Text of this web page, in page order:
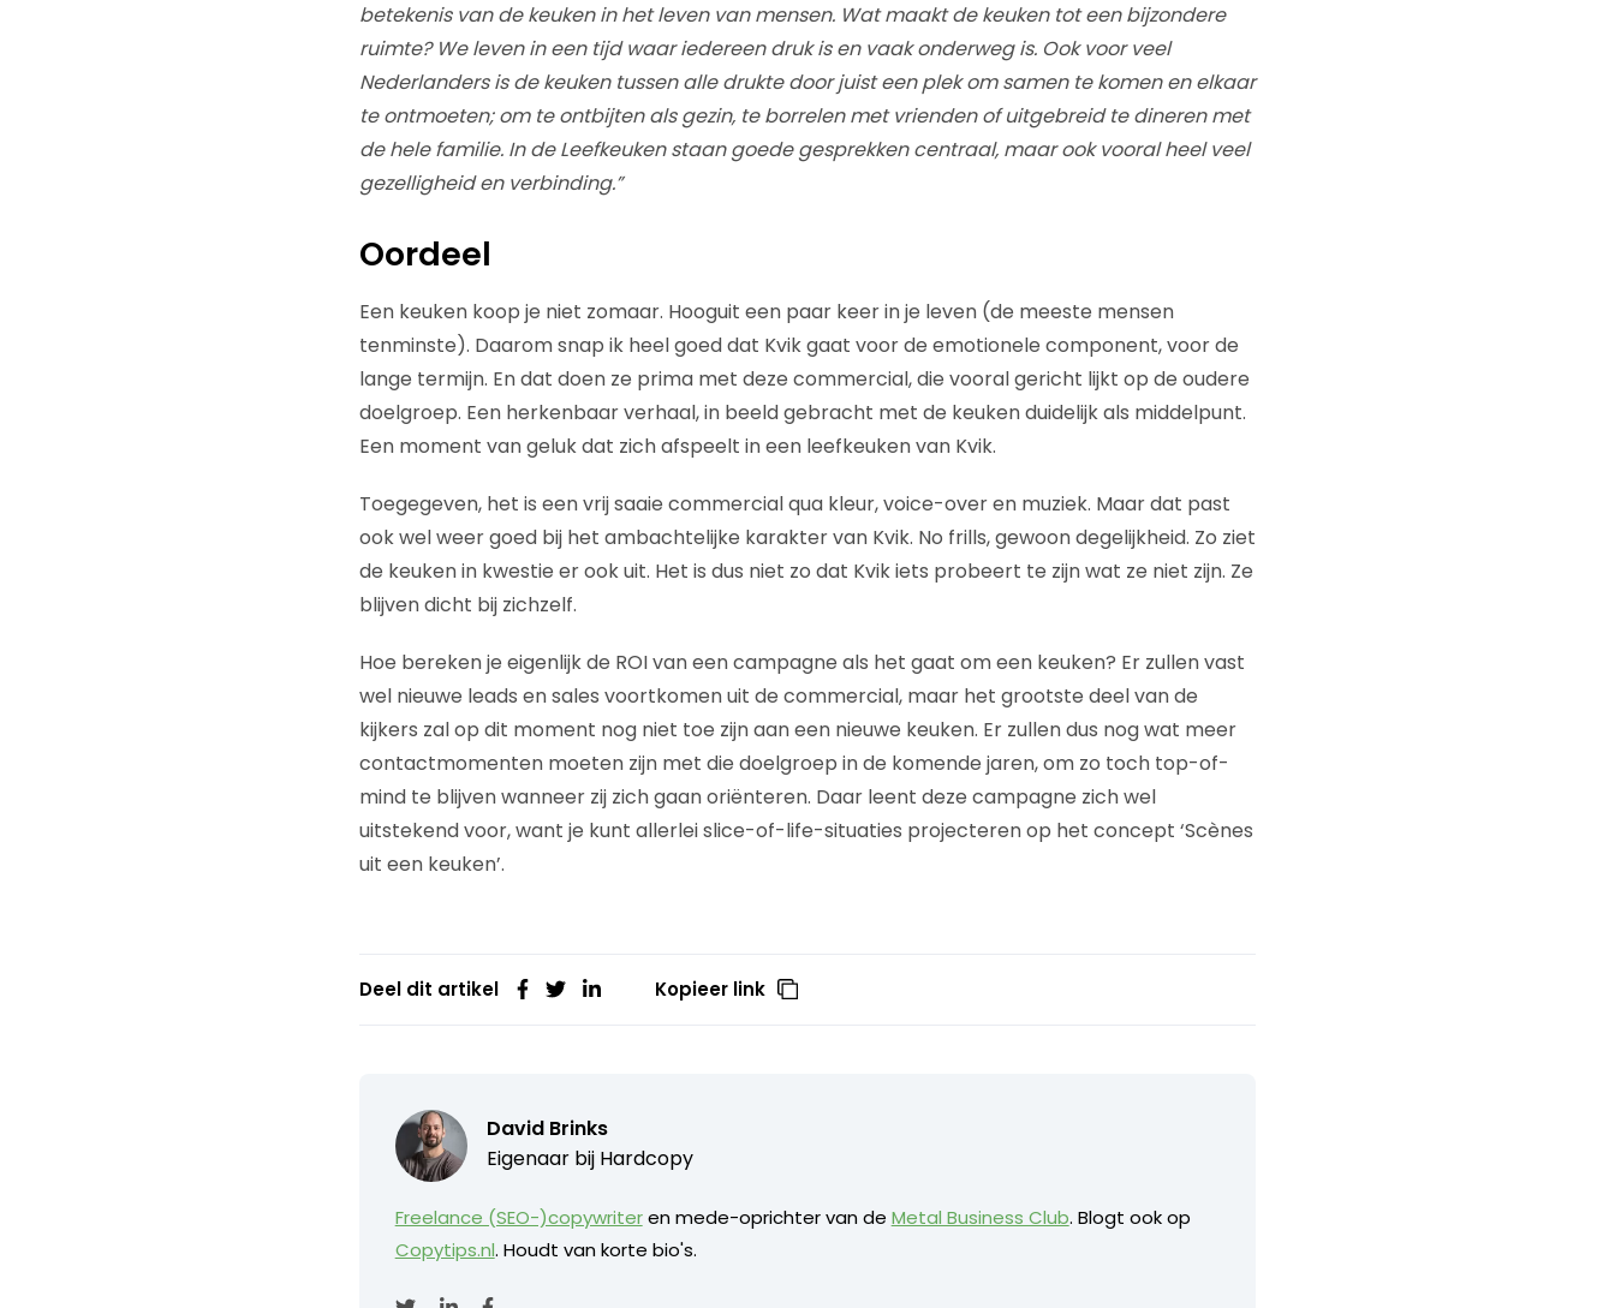
betekenis van de keuken in het leven van mensen. Wat maakt de keuken tot een bijzondere
ruimte? We leven in een tijd waar iedereen druk is en vaak onderweg is. Ook voor veel
Nederlanders is de keuken tussen alle drukte door juist een plek om samen te komen en elkaar
te ontmoeten; om te ontbijten als gezin, te borrelen met vrienden of uitgebreid te dineren met
de hele familie. In de Leefkeuken staan goede gesprekken centraal, maar ook vooral heel veel
gezelligheid en verbinding.”
Oordeel
Een keuken koop je niet zomaar. Hooguit een paar keer in je leven (de meeste mensen
tenminste). Daarom snap ik heel goed dat Kvik gaat voor de emotionele component, voor de
lange termijn. En dat doen ze prima met deze commercial, die vooral gericht lijkt op de oudere
doelgroep. Een herkenbaar verhaal, in beeld gebracht met de keuken duidelijk als middelpunt.
Een moment van geluk dat zich afspeelt in een leefkeuken van Kvik.
Toegegeven, het is een vrij saaie commercial qua kleur, voice-over en muziek. Maar dat past
ook wel weer goed bij het ambachtelijke karakter van Kvik. No frills, gewoon degelijkheid. Zo ziet
de keuken in kwestie er ook uit. Het is dus niet zo dat Kvik iets probeert te zijn wat ze niet zijn. Ze
blijven dicht bij zichzelf.
Hoe bereken je eigenlijk de ROI van een campagne als het gaat om een keuken? Er zullen vast
wel nieuwe leads en sales voortkomen uit de commercial, maar het grootste deel van de
kijkers zal op dit moment nog niet toe zijn aan een nieuwe keuken. Er zullen dus nog wat meer
contactmomenten moeten zijn met die doelgroep in de komende jaren, om zo toch top-of-
mind te blijven wanneer zij zich gaan oriënteren. Daar leent deze campagne zich wel
uitstekend voor, want je kunt allerlei slice-of-life-situaties projecteren op het concept ‘Scènes
uit een keuken’.
Deel dit artikel Kopieer link
David Brinks
Eigenaar bij Hardcopy
Freelance (SEO-)copywriteren mede-oprichter van de Metal Business Club. Blogt ook op
Copytips.nl. Houdt van korte bio's.